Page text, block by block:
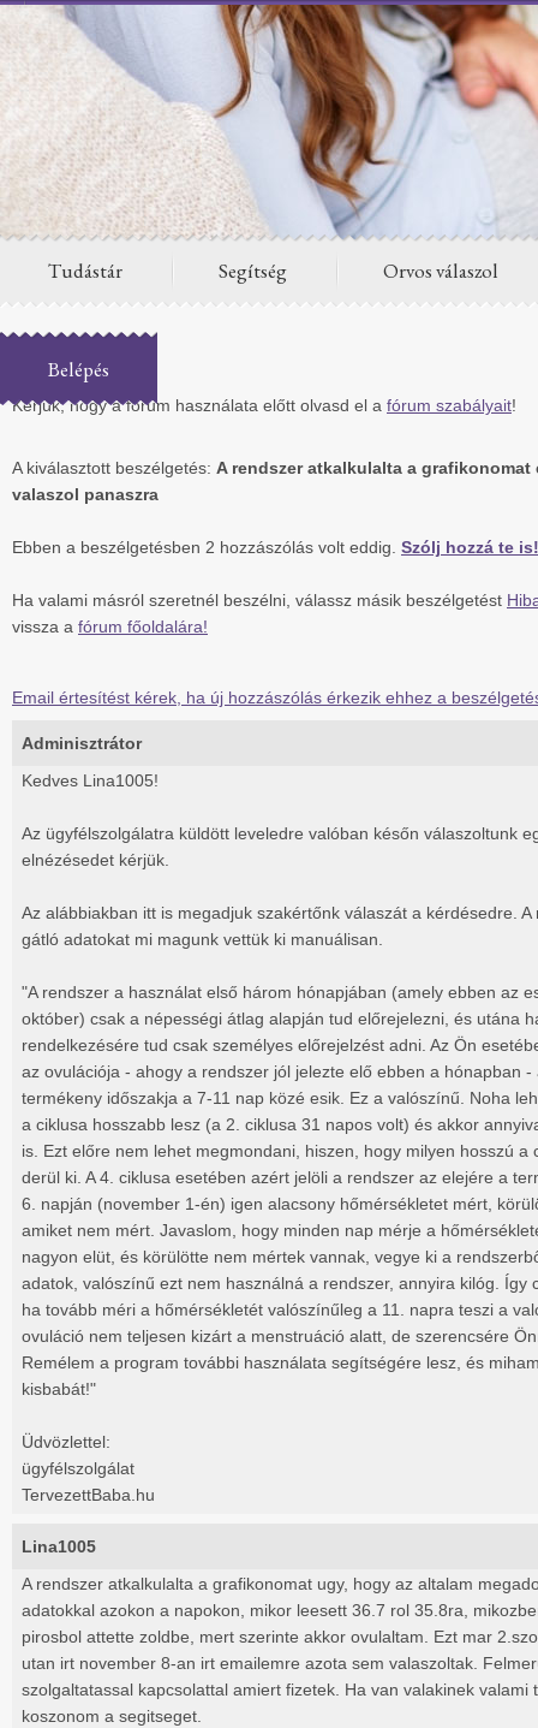
Tudástár Segítség Orvos válaszol
Belépés
Fórum
Kérjük, hogy a fórum használata előtt olvasd el a fórum szabályait!
A kiválasztott beszélgetés: A rendszer atkalkulalta a
valaszol panaszra
Ebben a beszélgetésben 2 hozzászólás volt eddig. Szólj hozzá te is!
Ha valami másról szeretnél beszélni, válassz másik beszélgetést
vissza a fórum főoldalára!
Email értesítést kérek, ha új hozzászólás érkezik ehhez a
Adminisztrátor
Kedves Lina1005!
Az ügyfélszolgálatra küldött leveledre valóban későn válaszoltunk
elnézésedet kérjük.
Az alábbiakban itt is megadjuk szakértőnk válaszát a kérdésedre.
gátló adatokat mi magunk vettük ki manuálisan.
"A rendszer a használat első három hónapjában (amely ebben az
október) csak a népességi átlag alapján tud előrejelezni, és utána
rendelkezésére tud csak személyes előrejelzést adni. Az Ön
az ovulációja - ahogy a rendszer jól jelezte elő ebben a hónapban
termékeny időszakja a 7-11 nap közé esik. Ez a valószínű. Noha
a ciklusa hosszabb lesz (a 2. ciklusa 31 napos volt) és akkor
is. Ezt előre nem lehet megmondani, hiszen, hogy milyen hosszú a
derül ki. A 4. ciklusa esetében azért jelöli a rendszer az elejére a
6. napján (november 1-én) igen alacsony hőmérsékletet mért,
amiket nem mért. Javaslom, hogy minden nap mérje a
nagyon elüt, és körülötte nem mértek vannak, vegye ki a
adatok, valószínű ezt nem használná a rendszer, annyira kilóg. Így
ha tovább méri a hőmérsékletét valószínűleg a 11. napra teszi a
ovuláció nem teljesen kizárt a menstruáció alatt, de szerencsére
Remélem a program további használata segítségére lesz, és
kisbabát!"
Üdvözlettel:
ügyfélszolgálat
TervezettBaba.hu
Lina1005
A rendszer atkalkulalta a grafikonomat ugy, hogy az altalam
adatokkal azokon a napokon, mikor leesett 36.7 rol 35.8ra,
pirosbol attette zoldbe, mert szerinte akkor ovulaltam. Ezt mar
utan irt november 8-an irt emailemre azota sem valaszoltak.
szolgaltatassal kapcsolattal amiert fizetek. Ha van valakinek valami
koszonom a segitseget.